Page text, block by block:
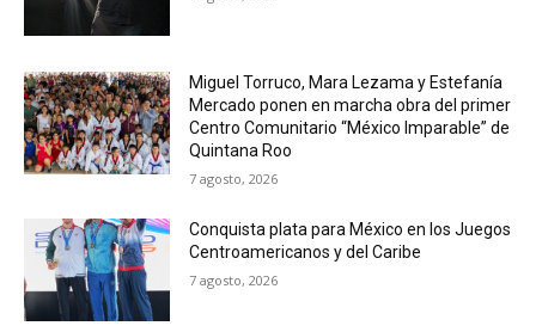
Miguel Torruco, Mara Lezama y Estefanía
Mercado ponen en marcha obra del primer
Centro Comunitario “México Imparable” de
Quintana Roo
7 agosto, 2026
Conquista plata para México en los Juegos
Centroamericanos y del Caribe
7 agosto, 2026